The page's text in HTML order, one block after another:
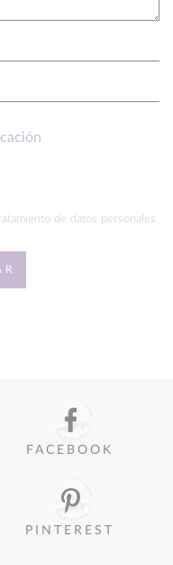
de datos personales
FACEBOOK
PINTEREST